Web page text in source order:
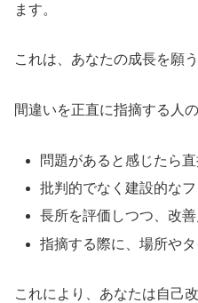
ます。
これは、あなたの成長を願
間違いを正直に指摘する人
問題があると感じたら
批判的でなく建設的な
長所を評価しつつ、改
指摘する際に、場所や
これにより、あなたは自己